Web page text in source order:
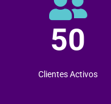
50
Clientes Activos